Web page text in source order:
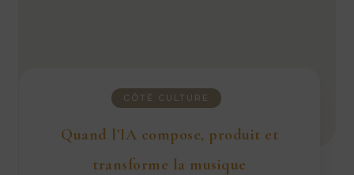
CÔTÉ CULTURE
Quand l’IA compose, produit et
transforme la musique